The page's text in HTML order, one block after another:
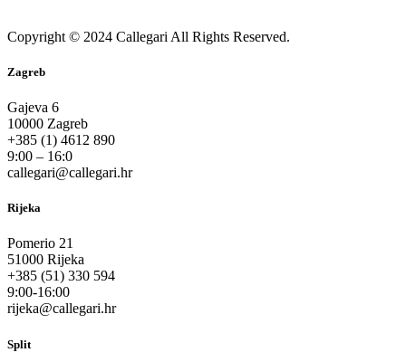
Copyright © 2024 Callegari All Rights Reserved.
Zagreb
Gajeva 6
10000 Zagreb
+385 (1) 4612 890
9:00 – 16:0
callegari@callegari.hr
Rijeka
Pomerio 21
51000 Rijeka
+385 (51) 330 594
9:00-16:00
rijeka@callegari.hr
Split